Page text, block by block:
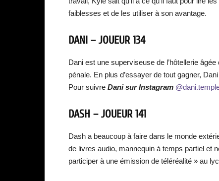
faiblesses et de les utiliser à son avantage.
DANI – JOUEUR 134
Dani est une superviseuse de l’hôtellerie
pénale. En plus d’essayer de tout gagner,
Pour suivre Dani sur Instagram
DASH – JOUEUR 141
Dash a beaucoup à faire dans le monde
de livres audio, mannequin à temps partiel et
participer à une émission de téléréalité » au